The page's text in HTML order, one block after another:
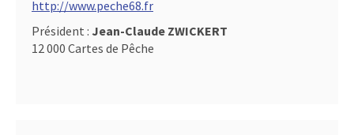
http://www.peche68.fr
Président : Jean-Claude ZWICKERT
12 000 Cartes de Pêche